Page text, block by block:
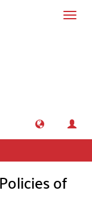
of